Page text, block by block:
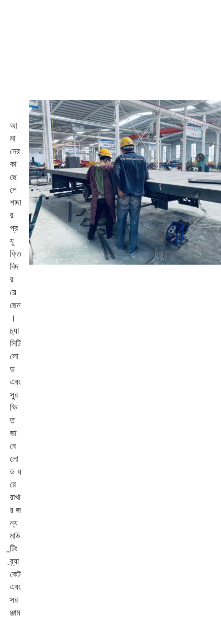
আ
মা
দের
কা
ছে
পে
শাদা
র
প্র
যু
ক্তি
বিদ
র
য়ে
ছেন
।
চ্যা
সিটি
লো
ড
এবং
সুর
ক্ষি
ত
ভা
বে
লো
ড ধ
রে
রাখা
র জ
ন্য
মাউ
ন্টিং
ব্র্যা
কেট
এবং
সর
ঞ্জাম